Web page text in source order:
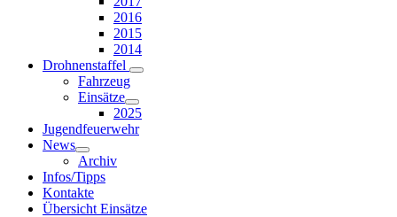
2016
2015
2014
Drohnenstaffel
Fahrzeug
Einsätze
2025
Jugendfeuerwehr
News
Archiv
Infos/Tipps
Kontakte
Übersicht Einsätze